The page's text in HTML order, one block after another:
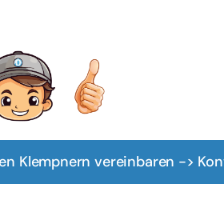
Klempnern vereinbaren ->